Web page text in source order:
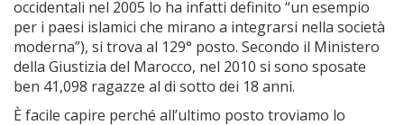
occidentali nel 2005 lo ha infatti definito “un esempio
per i paesi islamici che mirano a integrarsi nella società
moderna”), si trova al 129° posto. Secondo il Ministero
della Giustizia del Marocco, nel 2010 si sono sposate
ben 41,098 ragazze al di sotto dei 18 anni.
È facile capire perché all’ultimo posto troviamo lo